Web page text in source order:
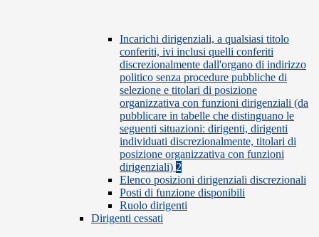
Incarichi dirigenziali, a qualsiasi titolo
conferiti, ivi inclusi quelli conferiti
discrezionalmente dall'organo di indirizzo
politico senza procedure pubbliche di
selezione e titolari di posizione
organizzativa con funzioni dirigenziali (da
pubblicare in tabelle che distinguano le
seguenti situazioni: dirigenti, dirigenti
individuati discrezionalmente, titolari di
posizione organizzativa con funzioni
dirigenziali) 2
Elenco posizioni dirigenziali discrezionali
Posti di funzione disponibili
Ruolo dirigenti
Dirigenti cessati